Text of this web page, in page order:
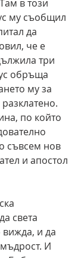
в този
му съобщил
да
че е
три
обръща
му за
по който
съвсем нов
и апостол
света
вижда, и да
И